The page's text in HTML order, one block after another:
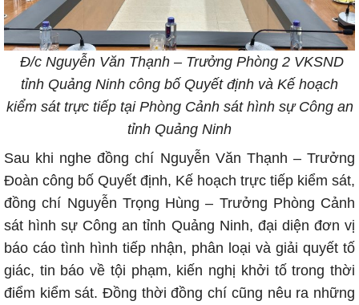
Đ/c Nguyễn Văn Thạnh – Trưởng Phòng 2 VKSND
tỉnh Quảng Ninh công bố Quyết định và Kế hoạch
kiểm sát trực tiếp tại Phòng Cảnh sát hình sự Công an
tỉnh Quảng Ninh
Sau khi nghe đồng chí Nguyễn Văn Thạnh – Trưởng
Đoàn công bố Quyết định, Kế hoạch trực tiếp kiểm sát,
đồng chí Nguyễn Trọng Hùng – Trưởng Phòng Cảnh
sát hình sự Công an tỉnh Quảng Ninh, đại diện đơn vị
báo cáo tình hình tiếp nhận, phân loại và giải quyết tố
giác, tin báo về tội phạm, kiến nghị khởi tố trong thời
điểm kiểm sát. Đồng thời đồng chí cũng nêu ra những